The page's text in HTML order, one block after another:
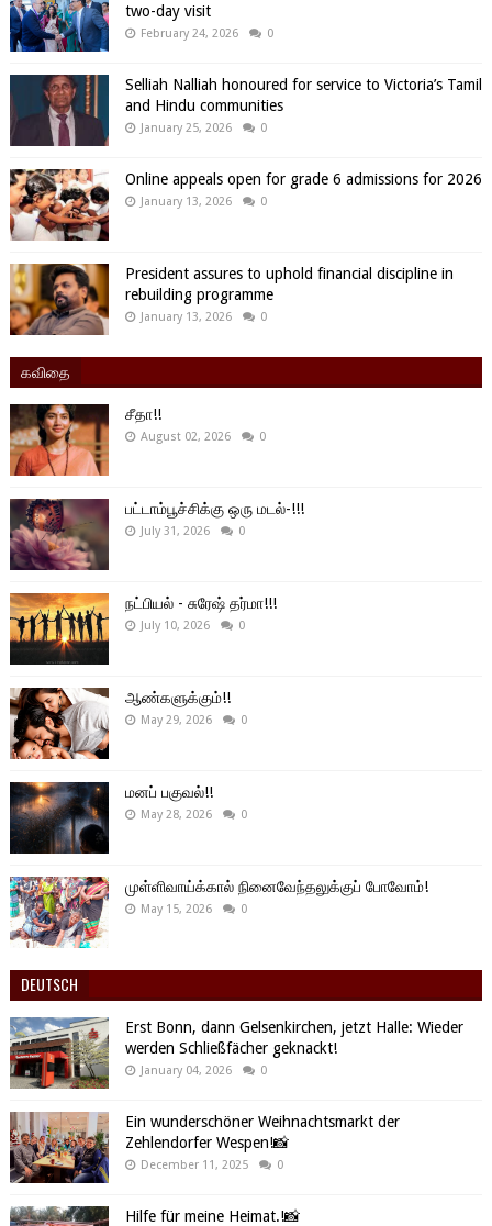
two-day visit
February 24, 2026 0
Selliah Nalliah honoured for service to Victoria’s Tamil
and Hindu communities
January 25, 2026 0
Online appeals open for grade 6 admissions for 2026
January 13, 2026 0
President assures to uphold financial discipline in
rebuilding programme
January 13, 2026 0
கவிதை
சீதா!!
August 02, 2026 0
பட்டாம்பூச்சிக்கு ஒரு மடல்-!!!
July 31, 2026 0
நட்பியல் - சுரேஷ் தர்மா!!!
July 10, 2026 0
ஆண்களுக்கும்!!
May 29, 2026 0
மனப் பகுவல்!!
May 28, 2026 0
முள்ளிவாய்க்கால் நினைவேந்தலுக்குப் போவோம்!
May 15, 2026 0
DEUTSCH
Erst Bonn, dann Gelsenkirchen, jetzt Halle: Wieder
werden Schließfächer geknackt!
January 04, 2026 0
Ein wunderschöner Weihnachtsmarkt der
Zehlendorfer Wespen!📸
December 11, 2025 0
Hilfe für meine Heimat.!📸